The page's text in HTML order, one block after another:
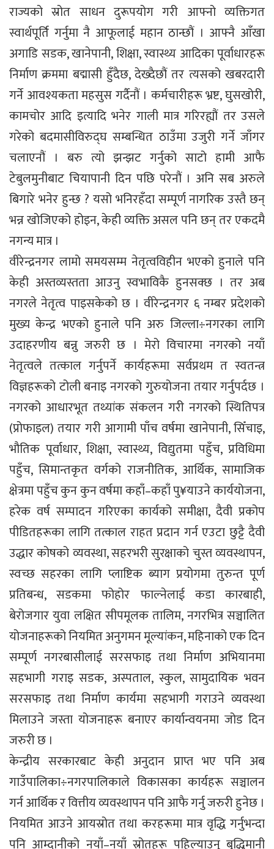
राज्यको स्रोत साधन दुरूपयोग गरी आफ्नो व्यक्तिगत
स्वार्थपूर्ति गर्नुमा नै आफूलाई महान ठान्छौं । आफ्नै आँखा
अगाडि सडक, खानेपानी, शिक्षा, स्वास्थ्य आदिका पूर्वाधारहरू
निर्माण क्रममा बद्मासी हुँदैछ, देख्दैछौं तर त्यसको खबरदारी
गर्ने आवश्यकता महसुस गर्दैनौं । कर्मचारीहरू भ्रष्ट, घुसखोरी,
कामचोर आदि इत्यादि भनेर गाली मात्र गरिरह्यौं तर उसले
गरेको बदमासीविरुद्घ सम्बन्धित ठाउँमा उजुरी गर्ने जाँगर
चलाएनौं । बरु त्यो झन्झट गर्नुको साटो हामी आफै
टेबुलमुनीबाट चियापानी दिन पछि परेनौं । अनि सब अरुले
बिगारे भनेर हुन्छ ? यसो भनिरहँदा सम्पूर्ण नागरिक उस्तै छन्
भन्न खोजिएको होइन, केही व्यक्ति असल पनि छन् तर एकदमै
नगन्य मात्र ।
वीरेन्द्रनगर लामो समयसम्म नेतृत्वविहीन भएको हुनाले पनि
केही अस्तव्यस्तता आउनु स्वभाविकै हुनसक्छ । तर अब
नगरले नेतृत्व पाइसकेको छ । वीरेन्द्रनगर ६ नम्बर प्रदेशको
मुख्य केन्द्र भएको हुनाले पनि अरु जिल्ला÷नगरका लागि
उदाहरणीय बन्नु जरुरी छ । मेरो विचारमा नगरको नयाँ
नेतृत्वले तत्काल गर्नुपर्ने कार्यहरूमा सर्वप्रथम त स्वतन्त्र
विज्ञहरूको टोली बनाइ नगरको गुरुयोजना तयार गर्नुपर्दछ ।
नगरको आधारभूत तथ्यांक संकलन गरी नगरको स्थितिपत्र
(प्रोफाइल) तयार गरी आगामी पाँच वर्षमा खानेपानी, सिँचाइ,
भौतिक पूर्वाधार, शिक्षा, स्वास्थ्य, विद्युतमा पहुँच, प्रविधिमा
पहुँच, सिमान्तकृत वर्गको राजनीतिक, आर्थिक, सामाजिक
क्षेत्रमा पहुँच कुन कुन वर्षमा कहाँ–कहाँ पु¥याउने कार्ययोजना,
हरेक वर्ष सम्पादन गरिएका कार्यको समीक्षा, दैवी प्रकोप
पीडितहरूका लागि तत्काल राहत प्रदान गर्न एउटा छुट्टै दैवी
उद्धार कोषको व्यवस्था, सहरभरी सुरक्षाको चुस्त व्यवस्थापन,
स्वच्छ सहरका लागि प्लाष्टिक ब्याग प्रयोगमा तुरुन्त पूर्ण
प्रतिबन्ध, सडकमा फोहोर फाल्नेलाई कडा कारबाही,
बेरोजगार युवा लक्षित सीपमूलक तालिम, नगरभित्र सञ्चालित
योजनाहरूको नियमित अनुगमन मूल्यांकन, महिनाको एक दिन
सम्पूर्ण नगरबासीलाई सरसफाइ तथा निर्माण अभियानमा
सहभागी गराइ सडक, अस्पताल, स्कुल, सामुदायिक भवन
सरसफाइ तथा निर्माण कार्यमा सहभागी गराउने व्यवस्था
मिलाउने जस्ता योजनाहरू बनाएर कार्यान्वयनमा जोड दिन
जरुरी छ ।
केन्द्रीय सरकारबाट केही अनुदान प्राप्त भए पनि अब
गाउँपालिका÷नगरपालिकाले विकासका कार्यहरू सञ्चालन
गर्न आर्थिक र वित्तीय व्यवस्थापन पनि आफै गर्नु जरुरी हुनेछ ।
नियमित आउने आयस्रोत तथा करहरूमा मात्र वृद्धि गर्नुभन्दा
पनि आम्दानीको नयाँ–नयाँ स्रोतहरू पहिल्याउनु बुद्धिमानी